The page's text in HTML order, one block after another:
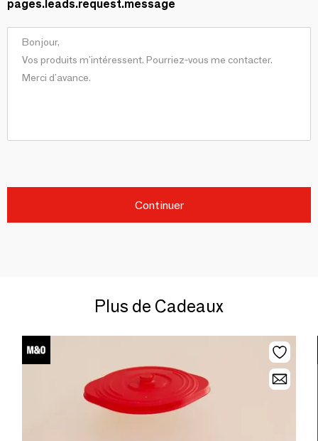
pages.leads.request.message
Continuer
Plus de Cadeaux